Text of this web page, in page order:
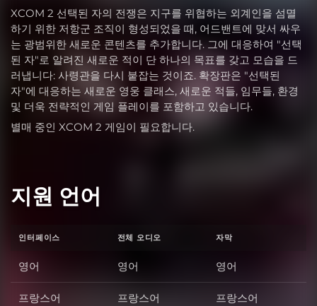
XCOM 2 선택된 자의 전쟁은 지구를 위협하는 외계인을 섬멸
하기 위한 저항군 조직이 형성되었을 때, 어드밴트에 맞서 싸우
는 광범위한 새로운 콘텐츠를 추가합니다. 그에 대응하여 "선택
된 자"로 알려진 새로운 적이 단 하나의 목표를 갖고 모습을 드
러냅니다: 사령관을 다시 붙잡는 것이죠. 확장판은 "선택된
자"에 대응하는 새로운 영웅 클래스, 새로운 적들, 임무들, 환경
및 더욱 전략적인 게임 플레이를 포함하고 있습니다.
별매 중인 XCOM 2 게임이 필요합니다.
지원 언어
인터페이스 전체 오디오 자막
영어 영어 영어
프랑스어 프랑스어 프랑스어